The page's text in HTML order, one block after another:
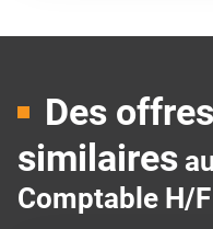
Des
similaires
Comptable H/F